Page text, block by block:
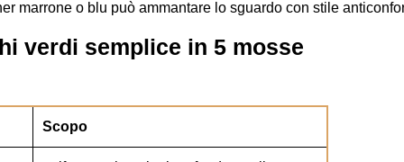
marrone o blu può ammantare lo sguardo con stile
verdi semplice in 5 mosse
Scopo